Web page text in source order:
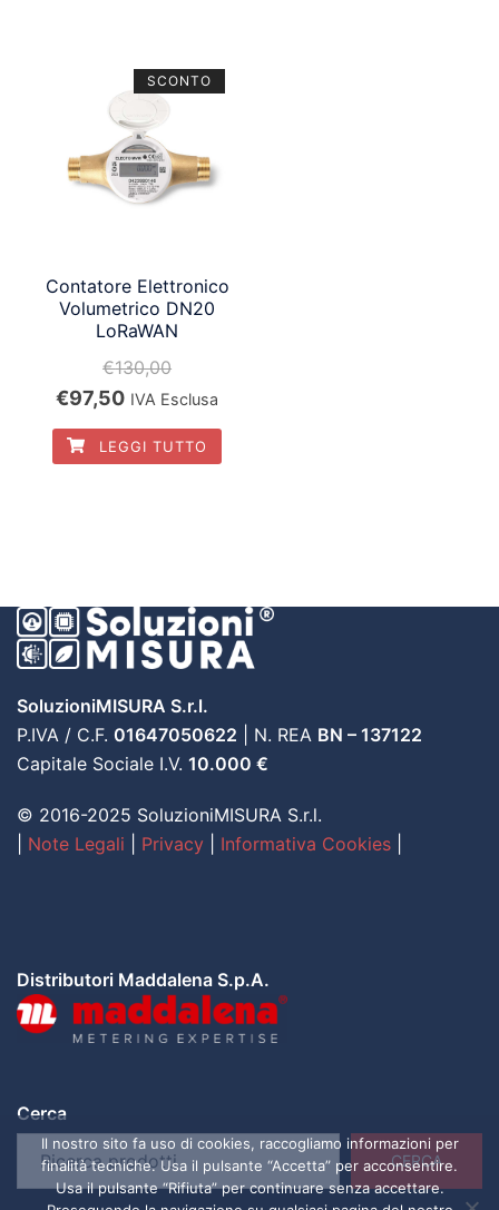
SCONTO
Contatore Elettronico
Volumetrico DN20
LoRaWAN
€130,00
Il
prezzo
originale
€97,50Il
prezzo
attuale
IVA Esclusa
LEGGI TUTTO
SoluzioniMISURA S.r.l.
P.IVA / C.F. 01647050622 | N. REA BN – 137122
Capitale Sociale I.V. 10.000 €
© 2016-2025 SoluzioniMISURA S.r.l.
Note Legali Privacy Informativa Cookies
Distributori Maddalena S.p.A.
Cerca
CERCA
Il nostro sito fa uso di cookies, raccogliamo informazioni per
finalità tecniche. Usa il pulsante “Accetta” per acconsentire.
Usa il pulsante “Rifiuta” per continuare senza accettare.